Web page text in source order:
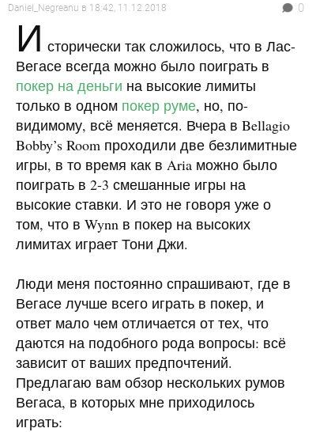
Daniel_Negreanu в 18:42, 11.12.2018 0
И сторически так сложилось, что в Лас-
Вегасе всегда можно было поиграть в
покер на деньги на высокие лимиты
только в одном покер руме, но, по-
видимому, всё меняется. Вчера в Bellagio
Bobby’s Room проходили две безлимитные
игры, в то время как в Aria можно было
поиграть в 2-3 смешанные игры на
высокие ставки. И это не говоря уже о
том, что в Wynn в покер на высоких
лимитах играет Тони Джи.
Люди меня постоянно спрашивают, где в
Вегасе лучше всего играть в покер, и
ответ мало чем отличается от тех, что
даются на подобного рода вопросы: всё
зависит от ваших предпочтений.
Предлагаю вам обзор нескольких румов
Вегаса, в которых мне приходилось
играть: